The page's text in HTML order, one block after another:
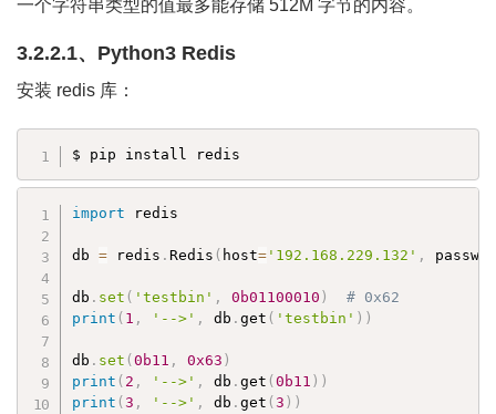
一个字符串类型的值最多能存储 512M 字节的内容。
3.2.2.1、Python3 Redis
安装 redis 库：
$ pip install redis
import redis
db = redis . Redis ( host= '192.168.229.132' ,
db . set ( 'testbin' , 0b01100010 )
# 0x62
print ( 1 , '-->' , db .get ( 'testbin' ) )
db . set (0b11 , 0x63 )
print ( 2 , '-->' , db .get (0b11 ) )
print (3 , '-->' , db .get (3 ) )